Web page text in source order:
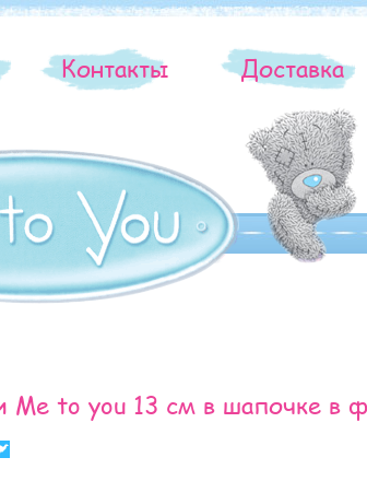
Контакты Доставка
to you 13 см в шапочке в